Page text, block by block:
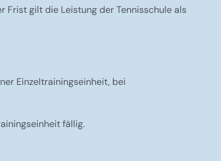
Frist gilt die Leistung der Tennisschule als
Einzeltrainingseinheit, bei
fällig.